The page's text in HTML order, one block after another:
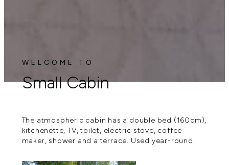
WELCOME TO
Small Cabin
The atmospheric cabin has a double bed (160cm),
kitchenette, TV, toilet, electric stove, coffee
maker, shower and a terrace. Used year-round.